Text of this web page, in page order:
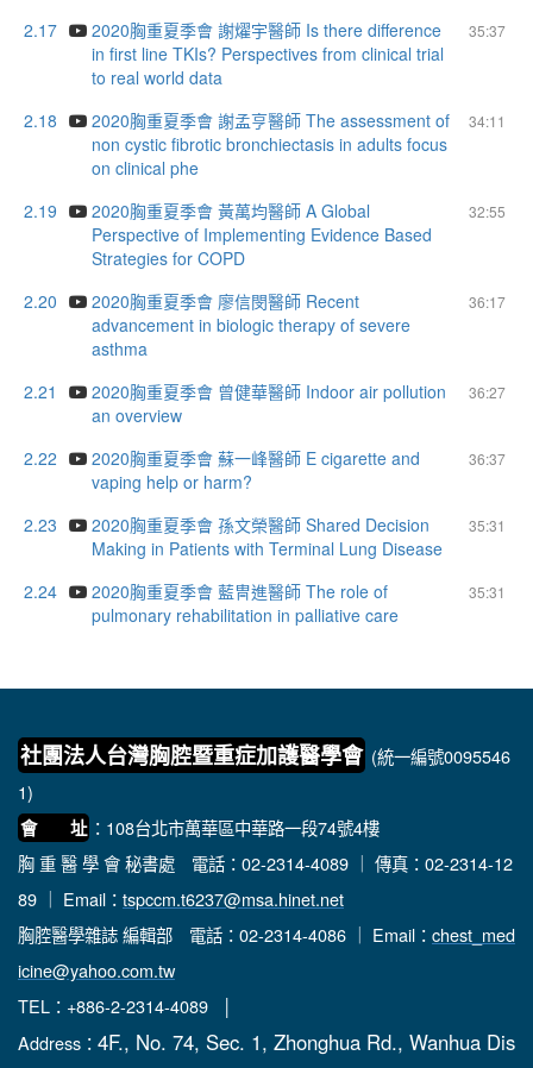
2.17
35:37
2020胸重夏季會 謝燿宇醫師 Is there difference
in first line TKIs? Perspectives from clinical trial
to real world data
2.18
34:11
2020胸重夏季會 謝孟亨醫師 The assessment of
non cystic fibrotic bronchiectasis in adults focus
on clinical phe
2.19
32:55
2020胸重夏季會 黃萬均醫師 A Global
Perspective of Implementing Evidence Based
Strategies for COPD
2.20
36:17
2020胸重夏季會 廖信閔醫師 Recent
advancement in biologic therapy of severe
asthma
2.21
36:27
2020胸重夏季會 曾健華醫師 Indoor air pollution
an overview
2.22
36:37
2020胸重夏季會 蘇一峰醫師 E cigarette and
vaping help or harm?
2.23
35:31
2020胸重夏季會 孫文榮醫師 Shared Decision
Making in Patients with Terminal Lung Disease
2.24
35:31
2020胸重夏季會 藍冑進醫師 The role of
pulmonary rehabilitation in palliative care
社團法人台灣胸腔暨重症加護醫學會 (統一編號0095546
1)
會 址 ：108台北市萬華區中華路一段74號4樓
胸 重 醫 學 會 秘書處 電話：02-2314-4089 ｜ 傳真：02-2314-12
89 ｜ Email： tspccm.t6237@msa.hinet.net
胸腔醫學雜誌 編輯部 電話：02-2314-4086 ｜ Email： chest_med
icine@yahoo.com.tw
TEL：+886-2-2314-4089 │
Address： 4F., No. 74, Sec. 1, Zhonghua Rd., Wanhua Dis